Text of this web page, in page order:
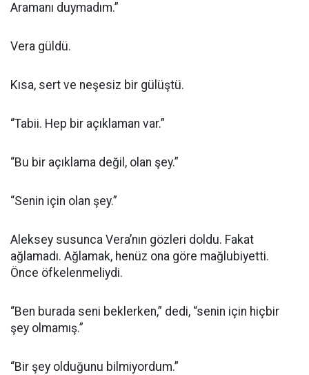
Aramanı duymadım.”
Vera güldü.
Kısa, sert ve neşesiz bir gülüştü.
“Tabii. Hep bir açıklaman var.”
“Bu bir açıklama değil, olan şey.”
“Senin için olan şey.”
Aleksey susunca Vera’nın gözleri doldu. Fakat
ağlamadı. Ağlamak, henüz ona göre mağlubiyetti.
Önce öfkelenmeliydi.
“Ben burada seni beklerken,” dedi, “senin için hiçbir
şey olmamış.”
“Bir şey olduğunu bilmiyordum.”